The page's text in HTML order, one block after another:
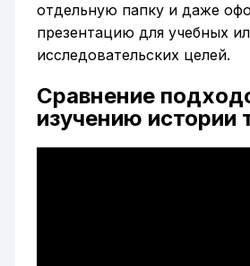
отдельную папку и даже
презентацию для учебных
исследовательских целей.
Сравнение
изучению истории